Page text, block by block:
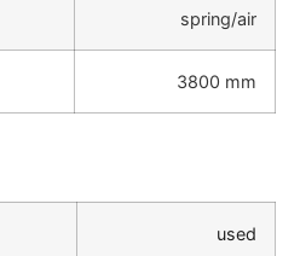
spring/air
3800 mm
used